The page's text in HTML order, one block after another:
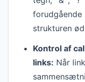
forudgående
strukturen
Kontrol af
links: Når